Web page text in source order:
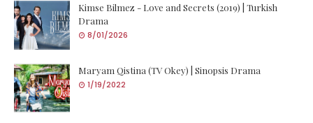
Kimse Bilmez - Love and Secrets (2019) | Turkish
Drama
8/01/2026
Maryam Qistina (TV Okey) | Sinopsis Drama
1/19/2022